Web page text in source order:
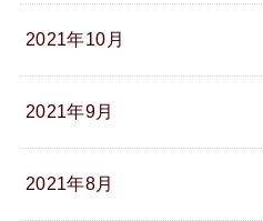
2021年10月
2021年9月
2021年8月